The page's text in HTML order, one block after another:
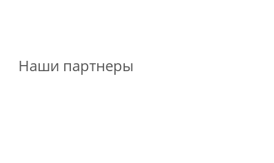
Наши партнеры